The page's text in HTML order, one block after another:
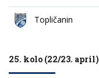
Topličanin
25. kolo (22/23. april)